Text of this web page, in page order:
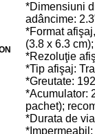
*Dimensiuni
adâncime:
*Format
(3.8 x 6.3
*Rezoluţie
*Tip afişaj:
*Greutate:
*Acumulator:
pachet);
*Durata de